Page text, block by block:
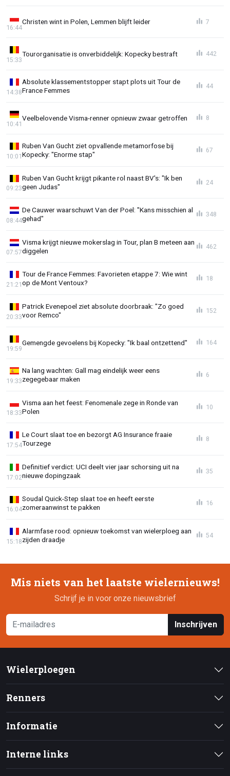
Christen wint in Polen, Lemmen blijft leider
16:44
7
Tourorganisatie is onverbiddelijk: Kopecky bestraft
15:33
442
Absolute klassementstopper stapt plots uit Tour de
France Femmes
14:38
44
Veelbelovende Visma-renner opnieuw zwaar getroffen
10:41
8
Ruben Van Gucht ziet opvallende metamorfose bij
Kopecky: "Enorme stap"
10:01
67
Ruben Van Gucht krijgt pikante rol naast BV's: "Ik ben
geen Judas"
09:23
24
De Cauwer waarschuwt Van der Poel: "Kans misschien al
gehad"
08:44
348
Visma krijgt nieuwe mokerslag in Tour, plan B meteen aan
diggelen
07:57
462
Tour de France Femmes: Favorieten etappe 7: Wie wint
op de Mont Ventoux?
21:21
18
Patrick Evenepoel ziet absolute doorbraak: "Zo goed
voor Remco"
20:33
152
Gemengde gevoelens bij Kopecky: "Ik baal ontzettend"
19:59
164
Na lang wachten: Gall mag eindelijk weer eens
zegegebaar maken
19:33
6
Visma aan het feest: Fenomenale zege in Ronde van
Polen
18:33
10
Le Court slaat toe en bezorgt AG Insurance fraaie
Tourzege
17:54
8
Definitief verdict: UCI deelt vier jaar schorsing uit na
nieuwe dopingzaak
17:02
35
Soudal Quick-Step slaat toe en heeft eerste
zomeraanwinst te pakken
16:04
16
Alarmfase rood: opnieuw toekomst van wielerploeg aan
zijden draadje
15:18
54
Mis niets van het laatste wielernieuws!
Schrijf je in voor onze nieuwsbrief
Inschrijven
Wielerploegen
Renners
Informatie
Interne links